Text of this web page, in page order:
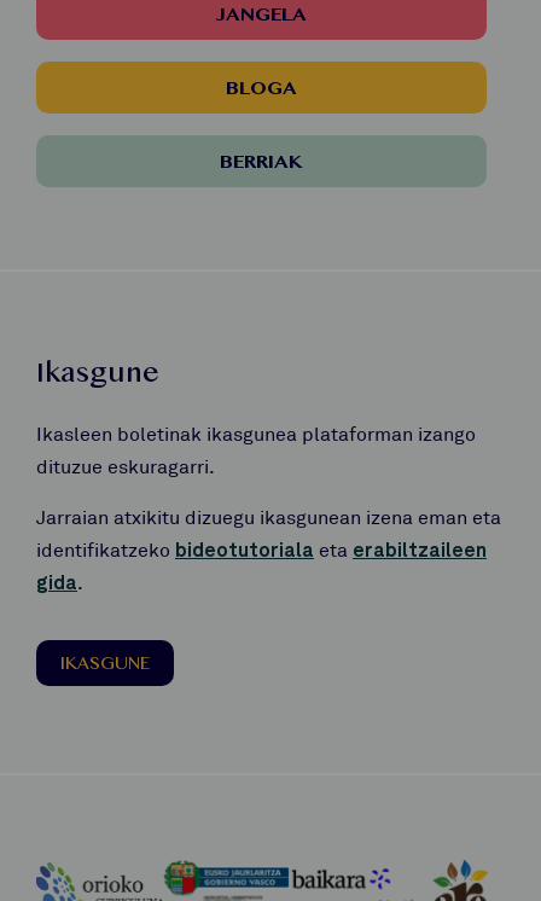
JANGELA
BLOGA
BERRIAK
Ikasgune
Ikasleen boletinak ikasgunea plataforman izango
dituzue eskuragarri.
Jarraian atxikitu dizuegu ikasgunean izena eman eta
identifikatzeko bideotutoriala eta erabiltzaileen
gida.
IKASGUNE